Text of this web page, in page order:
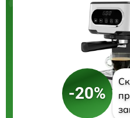
-20%